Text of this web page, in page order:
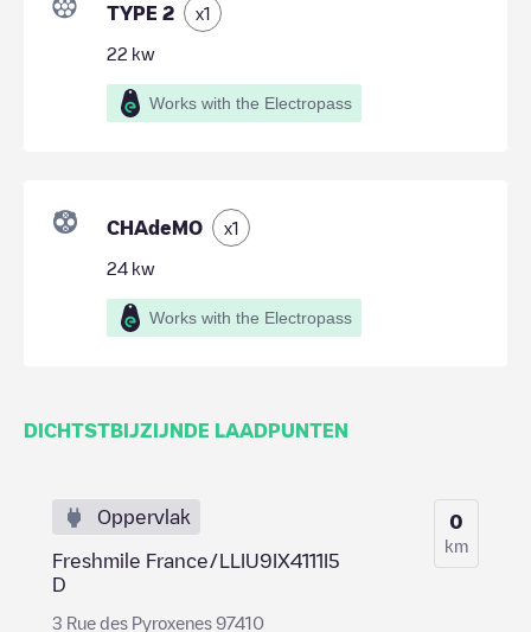
TYPE 2 x1
22 kw
Works with the Electropass
CHAdeMO x1
24 kw
Works with the Electropass
DICHTSTBIJZIJNDE LAADPUNTEN
Oppervlak
Freshmile France/LLIU9IX4111I5
D
3 Rue des Pyroxenes 97410
0
km